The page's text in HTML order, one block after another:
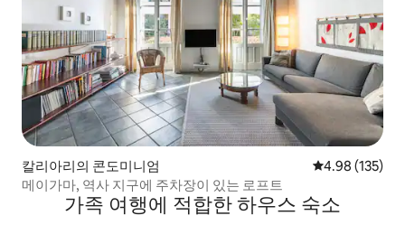
칼리아리의 콘도미니엄 평점 4.98점(5
4.98 (135)
메이가마, 역사 지구에 주차장이 있는 로프트
가족 여행에 적합한 하우스 숙소